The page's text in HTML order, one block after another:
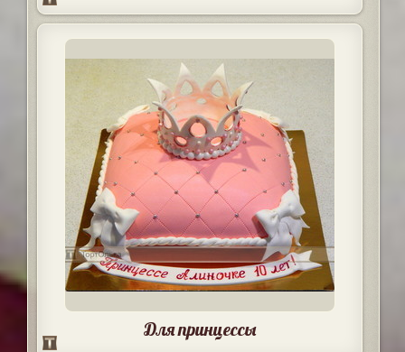
Для принцессы